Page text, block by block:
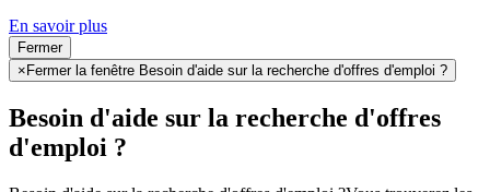
En savoir plus
Fermer
× Fermer la fenêtre Besoin d'aide sur la recherche d'offres d'emploi ?
Besoin d'aide sur la recherche d'offres
d'emploi ?